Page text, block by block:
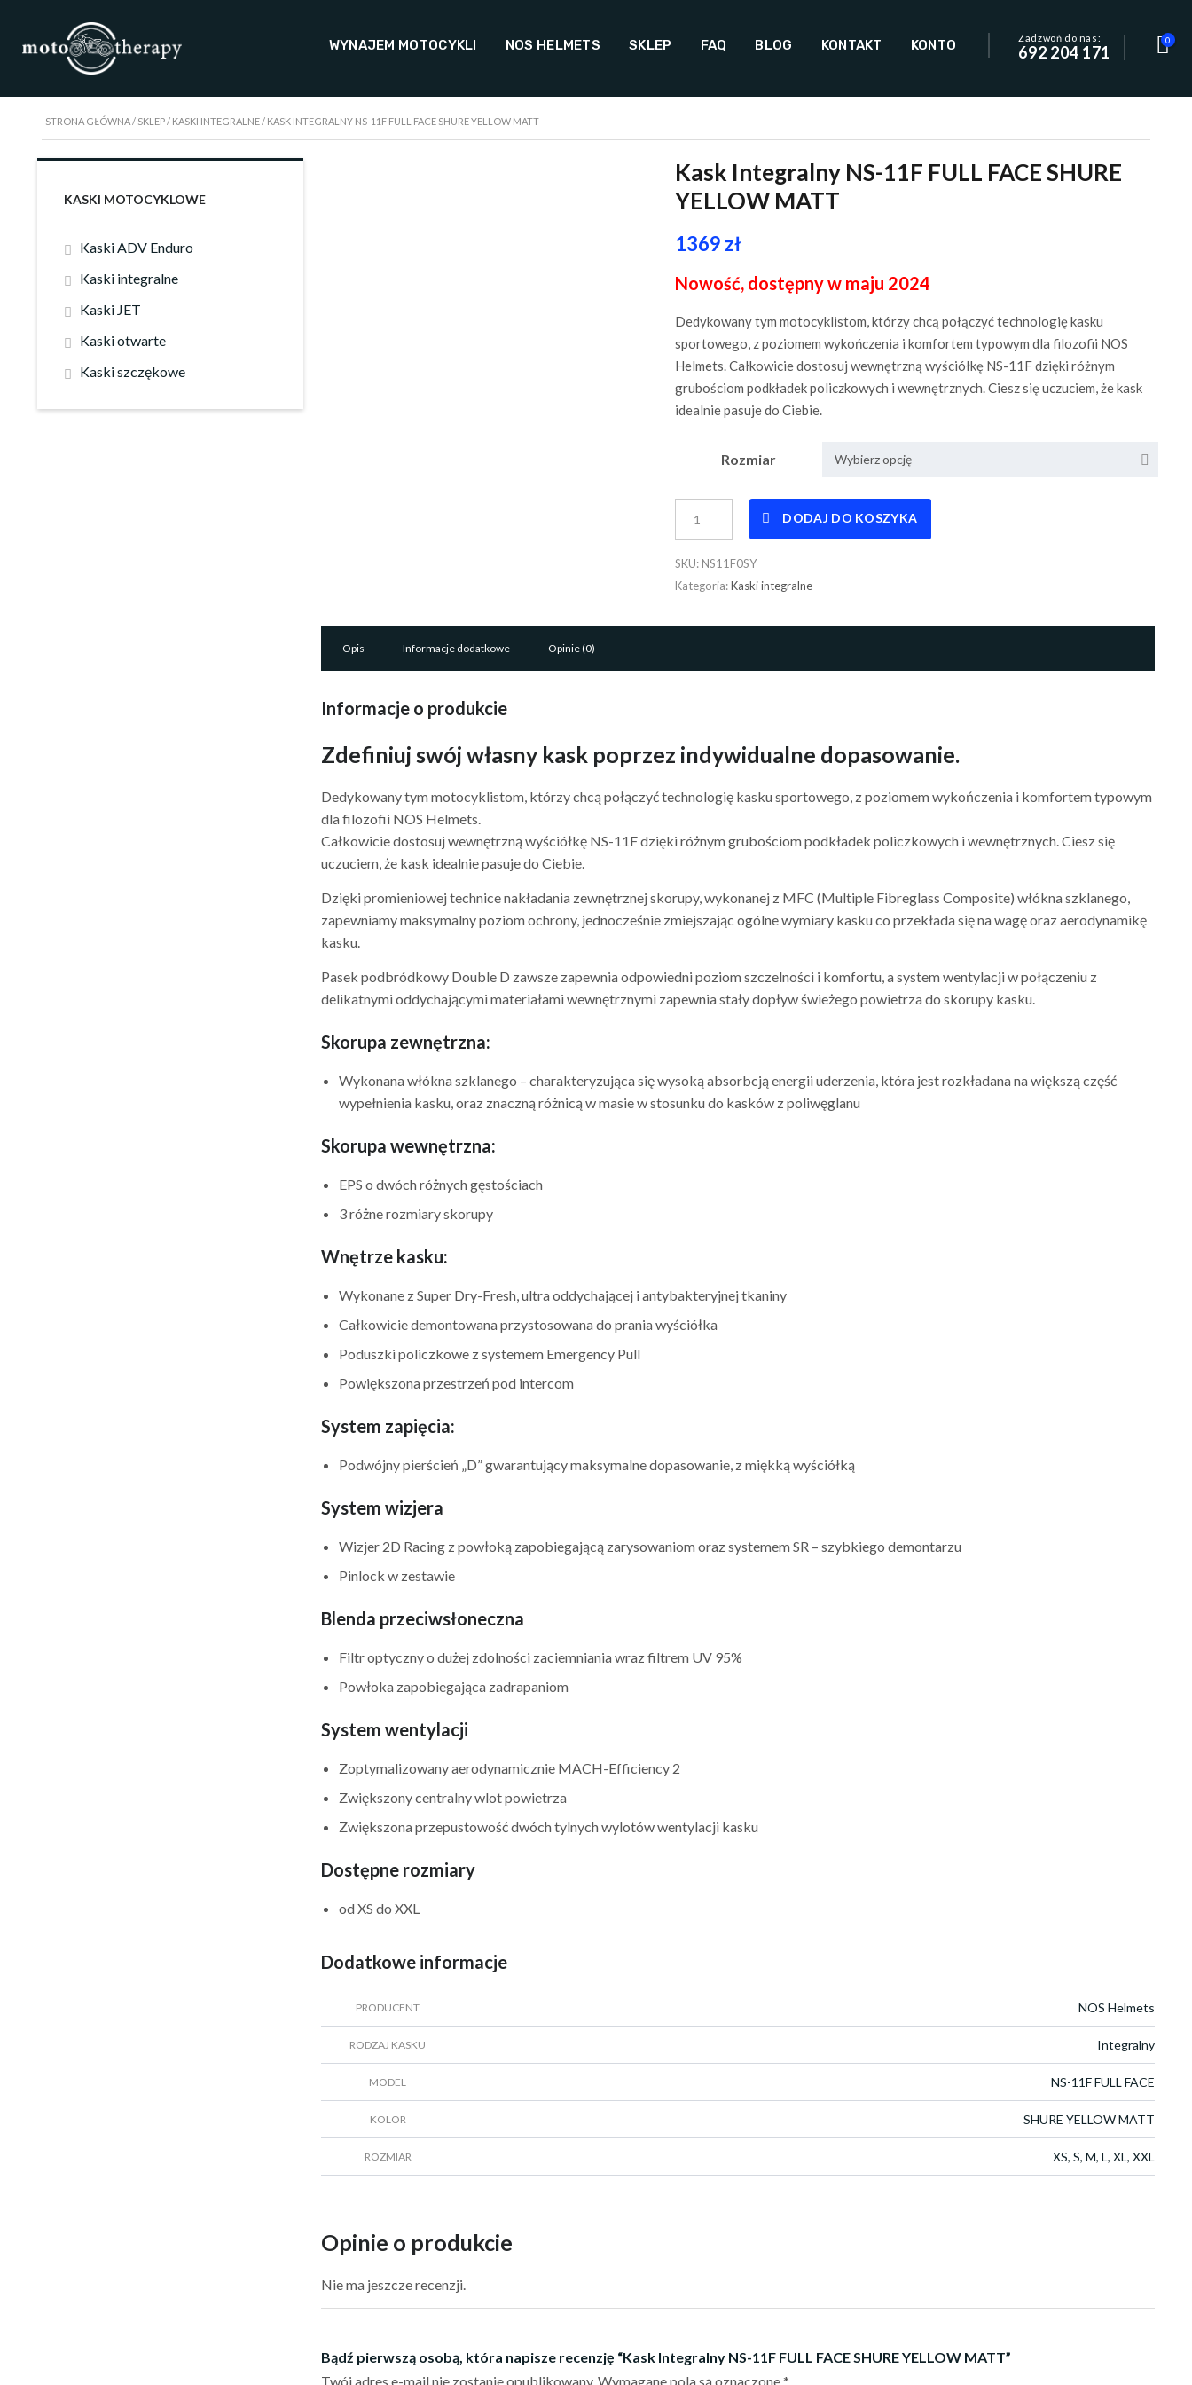
WYNAJEM MOTOCYKLI NOS HELMETS SKLEP FAQ BLOG KONTAKT KONTO Zadzwoń do nas:
692 204 171
0
STRONA GŁÓWNA/ SKLEP/ KASKI INTEGRALNE/ KASK INTEGRALNY NS-11F FULL FACE SHURE YELLOW MATT
Kask Integralny NS-11F FULL FACE SHURE
YELLOW MATT
1369 zł
Nowość, dostępny w maju 2024
Dedykowany tym motocyklistom, którzy chcą połączyć technologię kasku
sportowego, z poziomem wykończenia i komfortem typowym dla filozofii NOS
Helmets. Całkowicie dostosuj wewnętrzną wyściółkę NS-11F dzięki różnym
grubościom podkładek policzkowych i wewnętrznych. Ciesz się uczuciem, że kask
idealnie pasuje do Ciebie.
Rozmiar Wybierz opcję
FULL
DODAJ DO KOSZYKA
SKU: NS11F0SY
Kategoria:Kaski integralne
Opis Informacje dodatkowe Opinie (0)
Informacje o produkcie
Zdefiniuj swój własny kask poprzez indywidualne dopasowanie.
Dedykowany tym motocyklistom, którzy chcą połączyć technologię kasku sportowego, z poziomem wykończenia i komfortem typowym
dla filozofii NOS Helmets.
Całkowicie dostosuj wewnętrzną wyściółkę NS-11F dzięki różnym grubościom podkładek policzkowych i wewnętrznych. Ciesz się
uczuciem, że kask idealnie pasuje do Ciebie.
Dzięki promieniowej technice nakładania zewnętrznej skorupy, wykonanej z MFC (Multiple Fibreglass Composite) włókna szklanego,
zapewniamy maksymalny poziom ochrony, jednocześnie zmiejszając ogólne wymiary kasku co przekłada się na wagę oraz aerodynamikę
kasku.
Pasek podbródkowy Double D zawsze zapewnia odpowiedni poziom szczelności i komfortu, a system wentylacji w połączeniu z
delikatnymi oddychającymi materiałami wewnętrznymi zapewnia stały dopływ świeżego powietrza do skorupy kasku.
Skorupa zewnętrzna:
Wykonana włókna szklanego – charakteryzująca się wysoką absorbcją energii uderzenia, która jest rozkładana na większą część
wypełnienia kasku, oraz znaczną różnicą w masie w stosunku do kasków z poliwęglanu
Skorupa wewnętrzna:
EPS o dwóch różnych gęstościach
3 różne rozmiary skorupy
Wnętrze kasku:
Wykonane z Super Dry-Fresh, ultra oddychającej i antybakteryjnej tkaniny
Całkowicie demontowana przystosowana do prania wyściółka
Poduszki policzkowe z systemem Emergency Pull
Powiększona przestrzeń pod intercom
System zapięcia:
Podwójny pierścień „D” gwarantujący maksymalne dopasowanie, z miękką wyściółką
System wizjera
Wizjer 2D Racing z powłoką zapobiegającą zarysowaniom oraz systemem SR – szybkiego demontarzu
Pinlock w zestawie
Blenda przeciwsłoneczna
Filtr optyczny o dużej zdolności zaciemniania wraz filtrem UV 95%
Powłoka zapobiegająca zadrapaniom
System wentylacji
Zoptymalizowany aerodynamicznie MACH-Efficiency 2
Zwiększony centralny wlot powietrza
Zwiększona przepustowość dwóch tylnych wylotów wentylacji kasku
Dostępne rozmiary
od XS do XXL
Dodatkowe informacje
PRODUCENT NOS Helmets
RODZAJ KASKU Integralny
MODEL NS-11F FULL FACE
KOLOR SHURE YELLOW MATT
ROZMIAR XS, S, M, L, XL, XXL
Opinie o produkcie
Nie ma jeszcze recenzji.
Bądź pierwszą osobą, która napisze recenzję “Kask Integralny NS-11F FULL FACE SHURE YELLOW MATT”
Twój adres e-mail nie zostanie opublikowany. Wymagane pola są oznaczone*
KASKI MOTOCYKLOWE
Kaski ADV Enduro
Kaski integralne
Kaski JET
Kaski otwarte
Kaski szczękowe